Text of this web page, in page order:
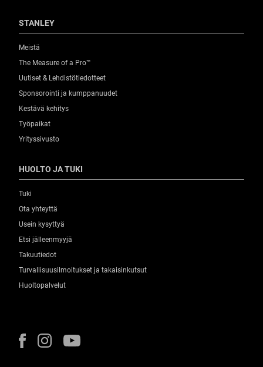
STANLEY
Meistä
The Measure of a Pro™
Uutiset & Lehdistötiedotteet
Sponsorointi ja kumppanuudet
Kestävä kehitys
Työpaikat
Yrityssivusto
HUOLTO JA TUKI
Tuki
Ota yhteyttä
Usein kysyttyä
Etsi jälleenmyyjä
Takuutiedot
Turvallisuusilmoitukset ja takaisinkutsut
Huoltopalvelut